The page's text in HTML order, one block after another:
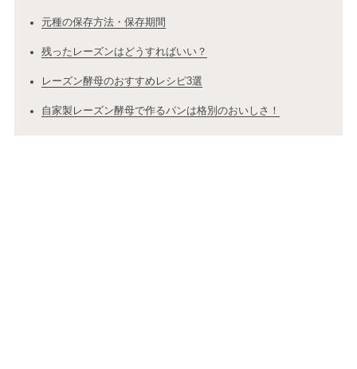
元種の保存方法・保存期間
残ったレーズンはどうすればいい？
レーズン酵母のおすすめレシピ3選
自家製レーズン酵母で作るパンは格別のおいしさ！